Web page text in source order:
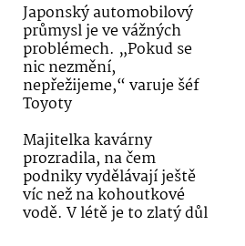
Japonský automobilový
průmysl je ve vážných
problémech. „Pokud se
nic nezmění,
nepřežijeme,“ varuje šéf
Toyoty
Majitelka kavárny
prozradila, na čem
podniky vydělávají ještě
víc než na kohoutkové
vodě. V létě je to zlatý důl